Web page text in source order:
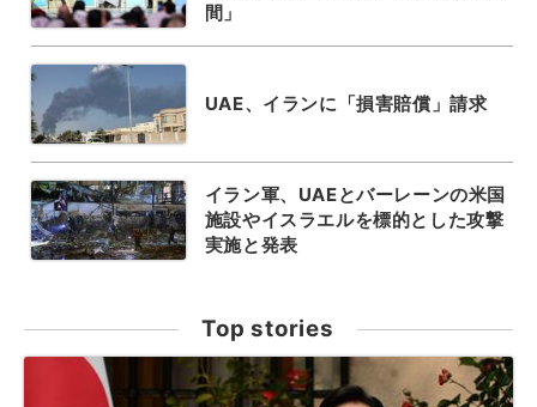
間」
UAE、イランに「損害賠償」請求
イラン軍、UAEとバーレーンの米国
施設やイスラエルを標的とした攻撃
実施と発表
Top stories